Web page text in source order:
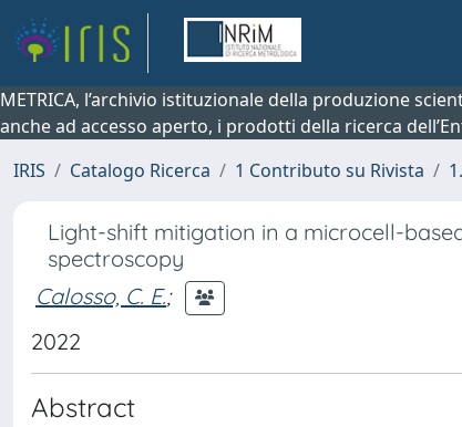
METRICA, l’archivio istituzionale della produzione
anche ad accesso aperto, i prodotti della ricerca
IRIS
Catalogo Ricerca 1 Contributo su Rivista
Light-shift mitigation in a microcell-
spectroscopy
Calosso, C. E.;
2022
Abstract